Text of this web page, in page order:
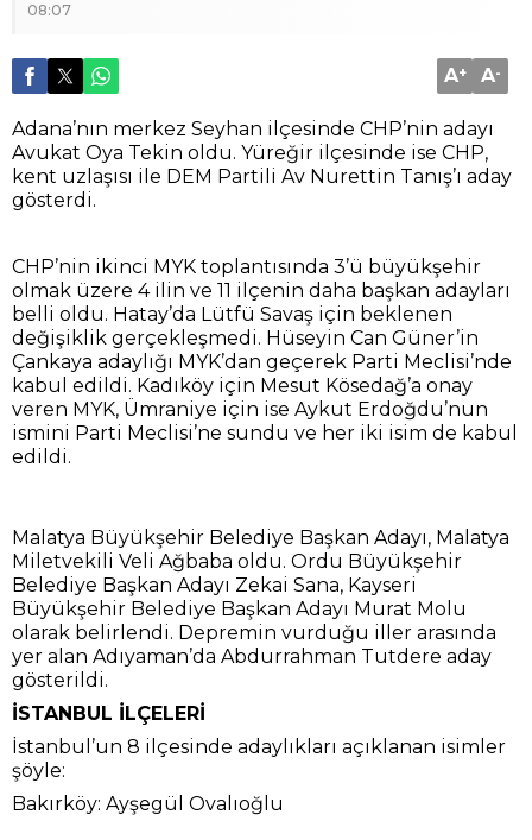
08:07
A+ A-
Adana’nın merkez Seyhan ilçesinde CHP’nin adayı
Avukat Oya Tekin oldu. Yüreğir ilçesinde ise CHP,
kent uzlaşısı ile DEM Partili Av Nurettin Tanış’ı aday
gösterdi.
CHP’nin ikinci MYK toplantısında 3’ü büyükşehir
olmak üzere 4 ilin ve 11 ilçenin daha başkan adayları
belli oldu. Hatay’da Lütfü Savaş için beklenen
değişiklik gerçekleşmedi. Hüseyin Can Güner’in
Çankaya adaylığı MYK’dan geçerek Parti Meclisi’nde
kabul edildi. Kadıköy için Mesut Kösedağ’a onay
veren MYK, Ümraniye için ise Aykut Erdoğdu’nun
ismini Parti Meclisi’ne sundu ve her iki isim de kabul
edildi.
Malatya Büyükşehir Belediye Başkan Adayı, Malatya
Miletvekili Veli Ağbaba oldu. Ordu Büyükşehir
Belediye Başkan Adayı Zekai Sana, Kayseri
Büyükşehir Belediye Başkan Adayı Murat Molu
olarak belirlendi. Depremin vurduğu iller arasında
yer alan Adıyaman’da Abdurrahman Tutdere aday
gösterildi.
İSTANBUL İLÇELERİ
İstanbul’un 8 ilçesinde adaylıkları açıklanan isimler
şöyle:
Bakırköy: Ayşegül Ovalıoğlu